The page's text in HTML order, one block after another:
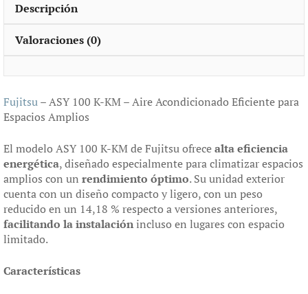
Descripción
Valoraciones (0)
Fujitsu– ASY 100 K-KM – Aire Acondicionado Eficiente para
Espacios Amplios
El modelo ASY 100 K-KM de Fujitsu ofrecealta eficiencia
energética, diseñado especialmente para climatizar espacios
amplios con un rendimiento óptimo. Su unidad exterior
cuenta con un diseño compacto y ligero, con un peso
reducido en un 14,18 % respecto a versiones anteriores,
facilitando la instalaciónincluso en lugares con espacio
limitado.
Características